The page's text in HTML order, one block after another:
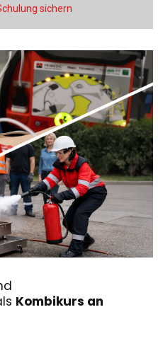
sichern
Kombikurs an